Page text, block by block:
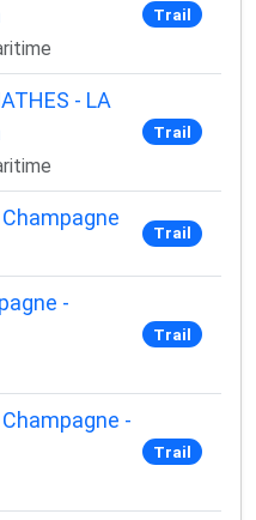
Trail
- LA
Trail
Trail
-
Trail
-
Trail